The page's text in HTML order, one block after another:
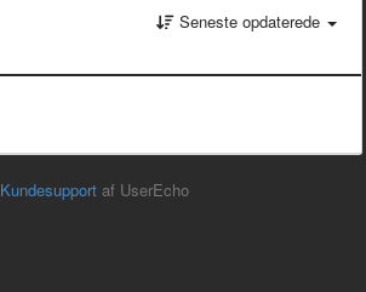
Seneste opdaterede
Kundesupport af UserEcho